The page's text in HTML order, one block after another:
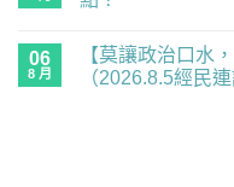
代
人
仁」，
06
8 月
【莫讓政治口水
（2026.8.5經民